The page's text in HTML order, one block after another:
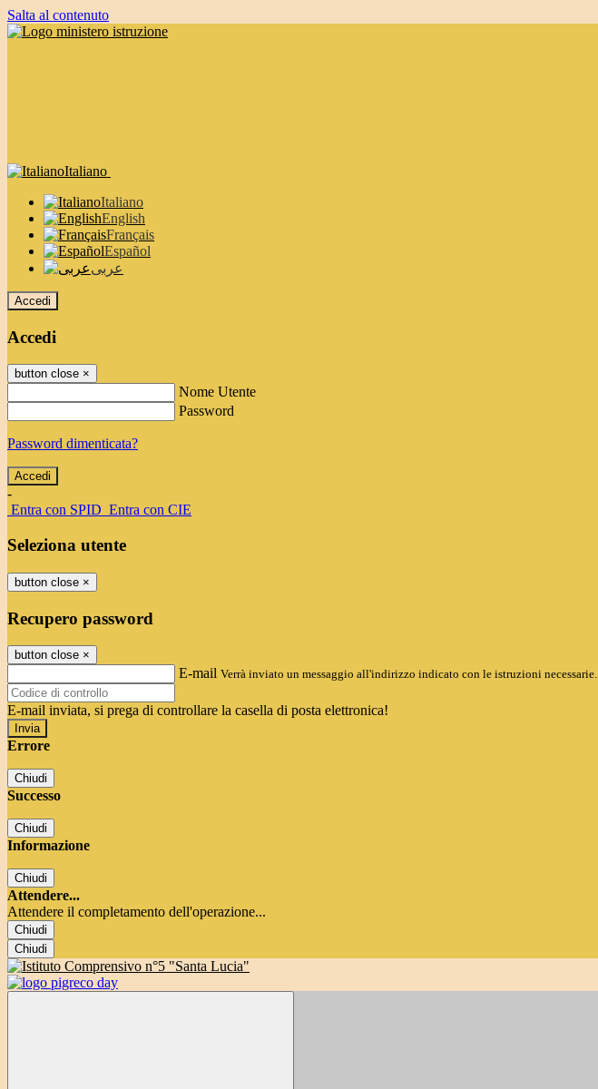
Salta al contenuto
Italiano
Italiano
English
Français
Español
عربى
Accedi
Accedi
button close ×
Nome Utente
Password
Password dimenticata?
-
Entra con SPID Entra con CIE
Seleziona utente
button close ×
Recupero password
button close ×
E-mail Verrà inviato un messaggio all'indirizzo indicato con le istruzioni necessarie.
E-mail inviata, si prega di controllare la casella di posta elettronica!
Errore
Chiudi
Successo
Chiudi
Informazione
Chiudi
Attendere...
Attendere il completamento dell'operazione...
Chiudi
Chiudi